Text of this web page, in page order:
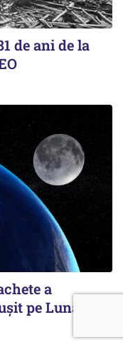
de ani de la
a
pe Lună. Ce